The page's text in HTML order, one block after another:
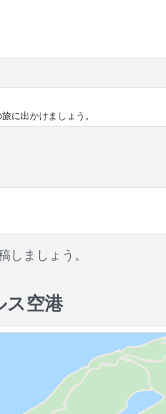
に出かけましょう。
ましょう。
ス空港